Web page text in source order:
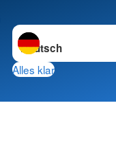
Sprache wechseln zu
Alles klar